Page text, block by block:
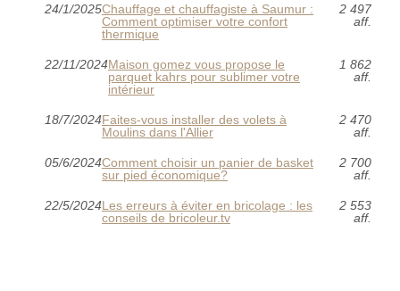
24/1/2025Chauffage et chauffagiste à Saumur :
Comment optimiser votre confort
thermique
2 497
aff.
22/11/2024Maison gomez vous propose le
parquet kahrs pour sublimer votre
intérieur
1 862
aff.
18/7/2024Faites-vous installer des volets à
Moulins dans l'Allier
2 470
aff.
05/6/2024Comment choisir un panier de basket
sur pied économique?
2 700
aff.
22/5/2024Les erreurs à éviter en bricolage : les
conseils de bricoleur.tv
2 553
aff.